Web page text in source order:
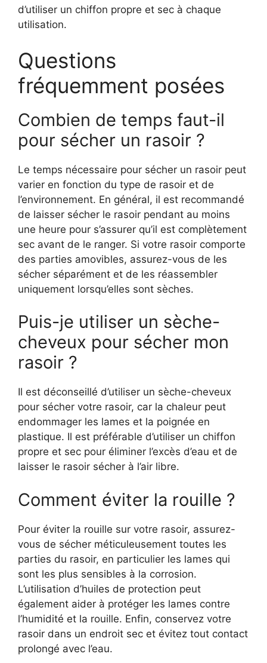
d’utiliser un chiffon propre et sec à chaque
utilisation.
Questions
fréquemment posées
Combien de temps faut-il
pour sécher un rasoir ?
Le temps nécessaire pour sécher un rasoir peut
varier en fonction du type de rasoir et de
l’environnement. En général, il est recommandé
de laisser sécher le rasoir pendant au moins
une heure pour s’assurer qu’il est complètement
sec avant de le ranger. Si votre rasoir comporte
des parties amovibles, assurez-vous de les
sécher séparément et de les réassembler
uniquement lorsqu’elles sont sèches.
Puis-je utiliser un sèche-
cheveux pour sécher mon
rasoir ?
Il est déconseillé d’utiliser un sèche-cheveux
pour sécher votre rasoir, car la chaleur peut
endommager les lames et la poignée en
plastique. Il est préférable d’utiliser un chiffon
propre et sec pour éliminer l’excès d’eau et de
laisser le rasoir sécher à l’air libre.
Comment éviter la rouille ?
Pour éviter la rouille sur votre rasoir, assurez-
vous de sécher méticuleusement toutes les
parties du rasoir, en particulier les lames qui
sont les plus sensibles à la corrosion.
L’utilisation d’huiles de protection peut
également aider à protéger les lames contre
l’humidité et la rouille. Enfin, conservez votre
rasoir dans un endroit sec et évitez tout contact
prolongé avec l’eau.